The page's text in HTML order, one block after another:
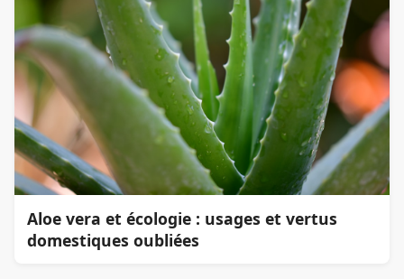
Aloe vera et écologie : usages et vertus
domestiques oubliées